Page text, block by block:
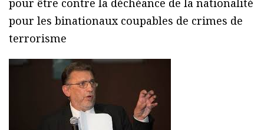
pour être contre la déchéance de la nationalité
pour les binationaux coupables de crimes de
terrorisme